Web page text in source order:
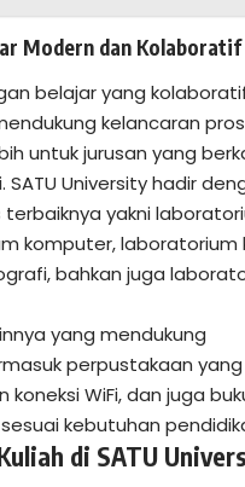
Modern dan Kolaboratif
belajar yang
kelancaran
untuk jurusan yang
University hadir
yakni
komputer, laboratorium
bahkan juga
yang mendukung
perpustakaan yang
koneksi WiFi, dan juga
kebutuhan
di SATU